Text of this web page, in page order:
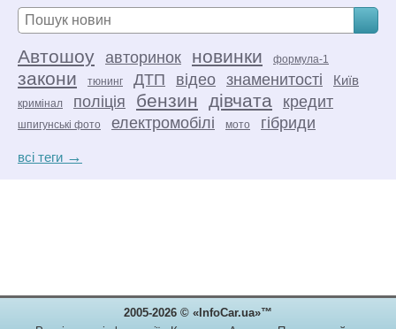
Автошоу авторинок новинки формула-1
закони тюнинг ДТП відео знаменитості Київ
кримінал поліція бензин дівчата кредит
шпигунські фото електромобілі мото гібриди
всі теги →
2005-2026 © «InfoCar.ua»™